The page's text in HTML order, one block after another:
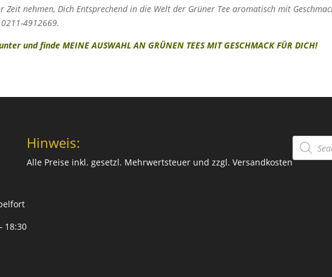
nehmen, Dich Entsprechend in die Welt der Grüner Tee aromatisch mit
4912669.
und finde MEINE AUSWAHL AN GRÜNEN TEES MIT GESCHMACK FÜR DICH!
18:30
Hinweis:
Alle Preise inkl. gesetzl. Mehrwertsteuer und zzgl.Versandkosten
Products
search